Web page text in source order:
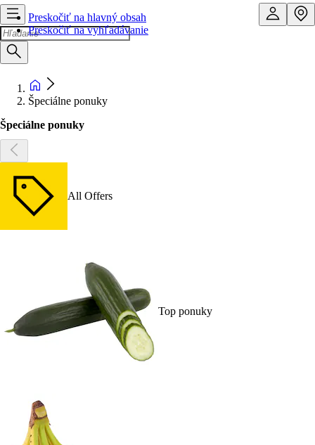
Preskočiť na hlavný obsah
Preskočiť na vyhľadávanie
Špeciálne ponuky
Špeciálne ponuky
All Offers
Top ponuky